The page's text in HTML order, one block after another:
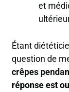
et
Étant
question de
crêpes
réponse est